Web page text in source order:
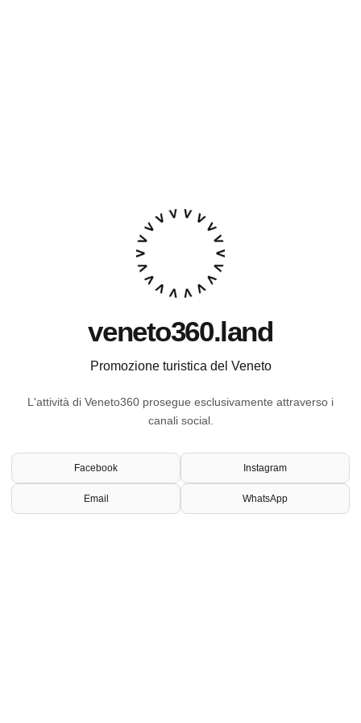
veneto360.land
Promozione turistica del Veneto
L'attività di Veneto360 prosegue esclusivamente attraverso i
canali social.
Facebook Instagram
Email WhatsApp